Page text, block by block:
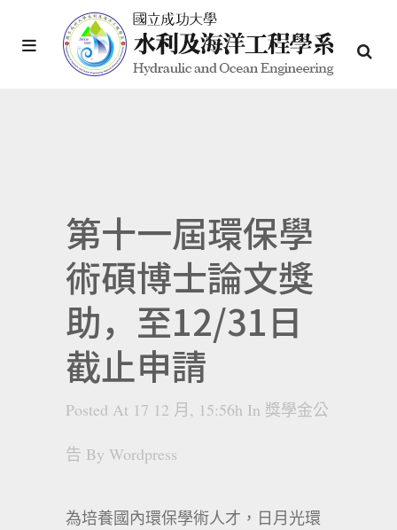
第十一屆環保學
術碩博士論文獎
助，至12/31日
截止申請
Posted At 17 12 月, 15:56h In 獎學金公
告 By Wordpress
為培養國內環保學術人才，日月光環